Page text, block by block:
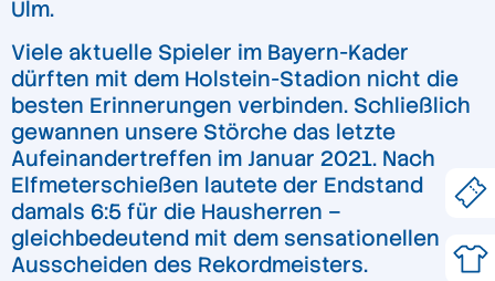
Ulm.
Viele aktuelle Spieler im Bayern-Kader
dürften mit dem Holstein-Stadion nicht die
besten Erinnerungen verbinden. Schließlich
gewannen unsere Störche das letzte
Aufeinandertreffen im Januar 2021. Nach
Elfmeterschießen lautete der Endstand
damals 6:5 für die Hausherren –
gleichbedeutend mit dem sensationellen
Ausscheiden des Rekordmeisters.